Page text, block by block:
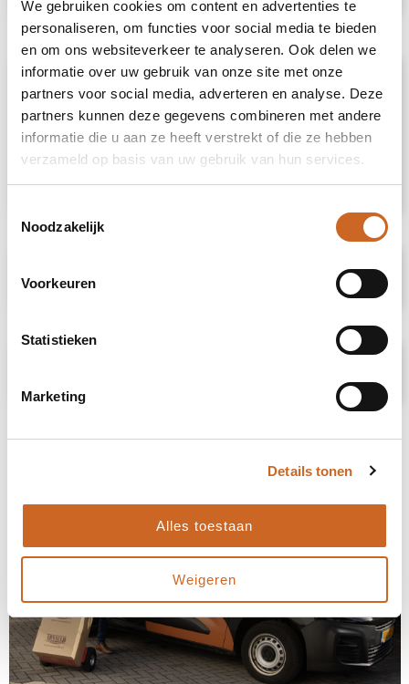
We gebruiken cookies om content en advertenties te
personaliseren, om functies voor social media te bieden
en om ons websiteverkeer te analyseren. Ook delen we
informatie over uw gebruik van onze site met onze
partners voor social media, adverteren en analyse. Deze
partners kunnen deze gegevens combineren met andere
informatie die u aan ze heeft verstrekt of die ze hebben
verzameld op basis van uw gebruik van hun services.
Noodzakelijk
Voorkeuren
Statistieken
Marketing
Details tonen
Alles toestaan
Weigeren
Omschrijving
Deze omslagmuts houdt je hoofd lekker warm
en is voorzien van reflecterend garen, dit
garen valt extra op in de schemering. Stijl,
warmte, en reflectie gecombineerd!
Specificaties